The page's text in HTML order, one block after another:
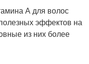
А для волос
эффектов на
из них более